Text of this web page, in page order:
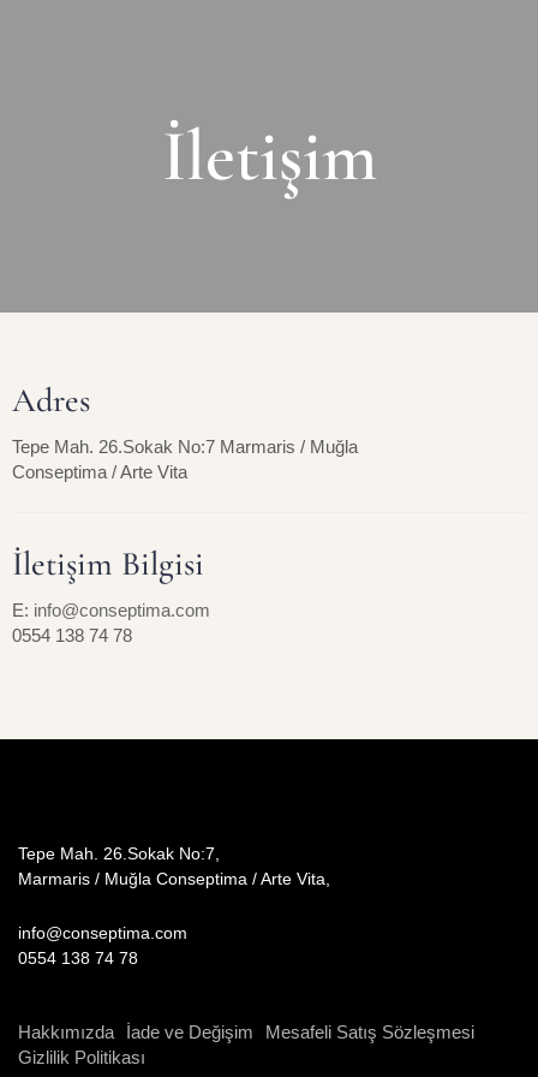
İletişim
Adres
Tepe Mah. 26.Sokak No:7 Marmaris / Muğla
Conseptima / Arte Vita
İletişim Bilgisi
E: info@conseptima.com
0554 138 74 78
Tepe Mah. 26.Sokak No:7,
Marmaris / Muğla Conseptima / Arte Vita,
info@conseptima.com
0554 138 74 78
Hakkımızda İade ve Değişim
Mesafeli Satış Sözleşmesi
Gizlilik Politikası